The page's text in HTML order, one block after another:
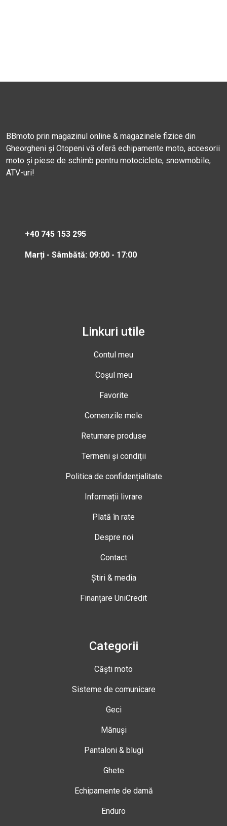
BBmoto prin magazinul online & magazinele fizice din
Gheorgheni și Otopeni vă oferă echipamente moto, accesorii
moto și piese de schimb pentru motociclete, snowmobile,
ATV-uri!
+40 745 153 295
Marți - Sâmbătă: 09:00 - 17:00
Linkuri utile
Contul meu
Coșul meu
Favorite
Comenzile mele
Returnare produse
Termeni și condiții
Politica de confidențialitate
Informații livrare
Plată în rate
Despre noi
Contact
Știri & media
Finanțare UniCredit
Categorii
Căști moto
Sisteme de comunicare
Geci
Mănuși
Pantaloni & blugi
Ghete
Echipamente de damă
Enduro